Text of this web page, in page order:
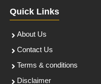
Quick Links
About Us
Contact Us
Terms & conditions
Disclaimer